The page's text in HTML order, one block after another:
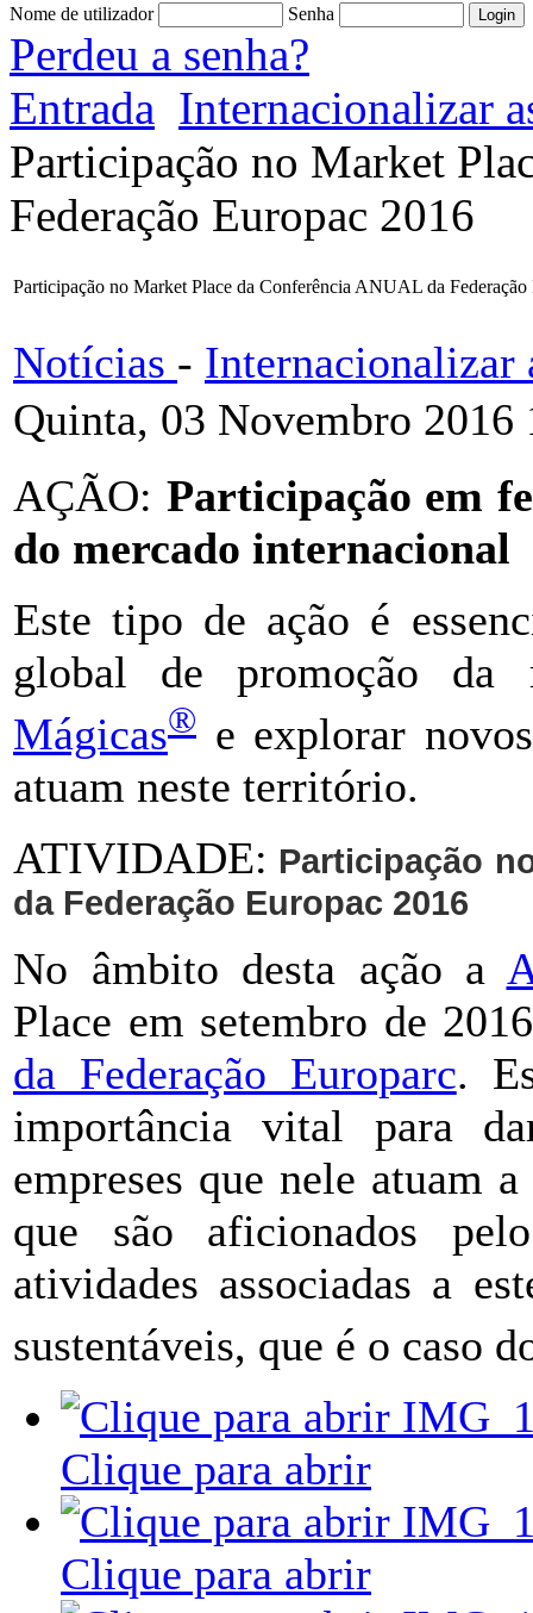
Nome de utilizador Senha
Perdeu a senha?
Entrada Internacionalizar
Participação no Market
Federação Europac 2016
Participação no Market Place da Conferência ANUAL da Federação
Notícias - Internacionalizar
Quinta, 03 Novembro 2016
AÇÃO: Participação em
do mercado internacional
Este tipo de ação é
global de promoção
Mágicas® e explorar
atuam neste território.
ATIVIDADE: Participação
da Federação Europac 2016
No âmbito desta ação a
Place em setembro de
da Federação Europarc.
importância vital para
empreses que nele atuam
que são aficionados
atividades associadas a
sustentáveis, que é o caso
Clique para abrir
Clique para abrir